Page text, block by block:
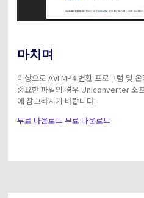
마치며
이상으로 AVI MP4 변환 프로그램 및
중요한 파일의 경우 Uniconverter 소
에 참고하시기 바랍니다.
무료 다운로드 무료 다운로드